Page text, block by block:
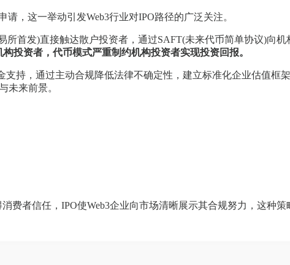
，这一举动引发Web3行业对IPO路径的广泛关注。
首发)直接触达散户投资者，通过SAFT(未来代币简单协议)向机
投资者，代币模式严重制约机构投资者实现投资回报。
支持，通过主动合规降低法律不确定性，建立标准化企业估值框
未来前景。
费者信任，IPO使Web3企业向市场清晰展示其合规努力，这种